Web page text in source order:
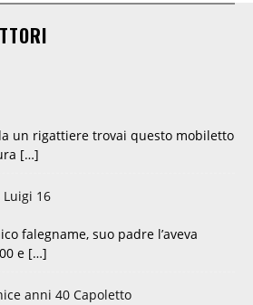
un rigattiere trovai questo mobiletto
[…]
16
falegname, suo padre l’aveva
e […]
anni 40 Capoletto